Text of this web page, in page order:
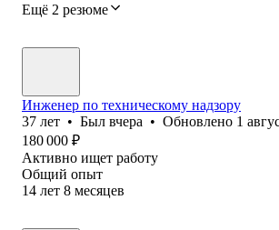
Ещё 2 резюме
Инженер по техническому надзору
37 лет • Был вчера • Обновлено 1
180 000 ₽
Активно ищет работу
Общий опыт
14 лет 8 месяцев